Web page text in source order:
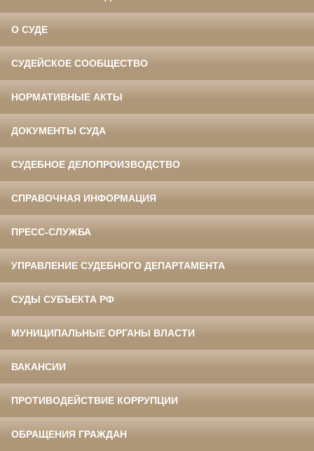
О СУДЕ
СУДЕЙСКОЕ СООБЩЕСТВО
НОРМАТИВНЫЕ АКТЫ
ДОКУМЕНТЫ СУДА
СУДЕБНОЕ ДЕЛОПРОИЗВОДСТВО
СПРАВОЧНАЯ ИНФОРМАЦИЯ
ПРЕСС-СЛУЖБА
УПРАВЛЕНИЕ СУДЕБНОГО ДЕПАРТАМЕНТА
СУДЫ СУБЪЕКТА РФ
МУНИЦИПАЛЬНЫЕ ОРГАНЫ ВЛАСТИ
ВАКАНСИИ
ПРОТИВОДЕЙСТВИЕ КОРРУПЦИИ
ОБРАЩЕНИЯ ГРАЖДАН